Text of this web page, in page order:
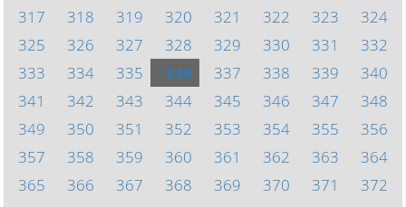
317
318 319 320 321 322 323
324
325
326 327 328 329 330 331
332
333
334 335 336 337 338 339
340
341
342 343 344 345 346 347
348
349
350 351 352 353 354 355
356
357
358 359 360 361 362 363
364
365
366 367 368 369 370 371
372